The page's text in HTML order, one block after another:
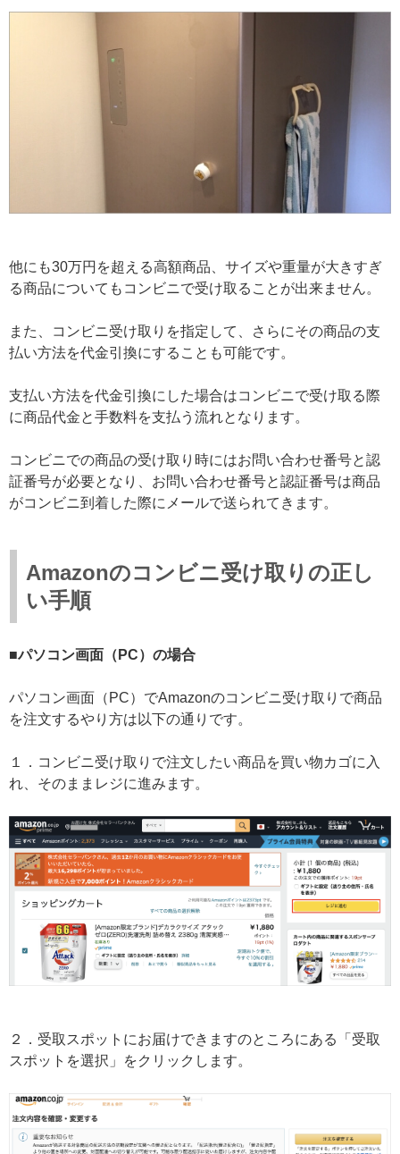
他にも30万円を超える高額商品、サイズや重量が大きすぎ
る商品についてもコンビニで受け取ることが出来ません。
また、コンビニ受け取りを指定して、さらにその商品の支
払い方法を代金引換にすることも可能です。
支払い方法を代金引換にした場合はコンビニで受け取る際
に商品代金と手数料を支払う流れとなります。
コンビニでの商品の受け取り時にはお問い合わせ番号と認
証番号が必要となり、お問い合わせ番号と認証番号は商品
がコンビニ到着した際にメールで送られてきます。
Amazonのコンビニ受け取りの正し
い手順
■パソコン画面（PC）の場合
パソコン画面（PC）でAmazonのコンビニ受け取りで商品
を注文するやり方は以下の通りです。
１．コンビニ受け取りで注文したい商品を買い物カゴに入
れ、そのままレジに進みます。
２．受取スポットにお届けできますのところにある「受取
スポットを選択」をクリックします。